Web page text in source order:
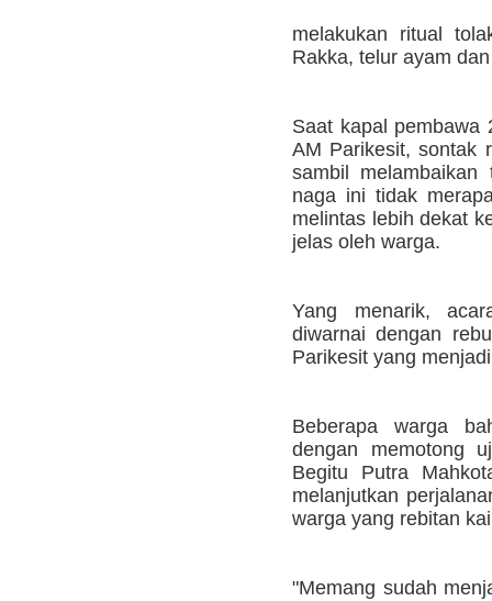
melakukan ritual
Rakka, telur ayam
Saat kapal pembawa
AM Parikesit, sontak
sambil melambaikan
naga ini tidak
melintas lebih dekat
jelas oleh warga.
Yang menarik,
diwarnai dengan
Parikesit yang
Beberapa warga
dengan memotong
Begitu Putra
melanjutkan
warga yang rebitan
"Memang sudah